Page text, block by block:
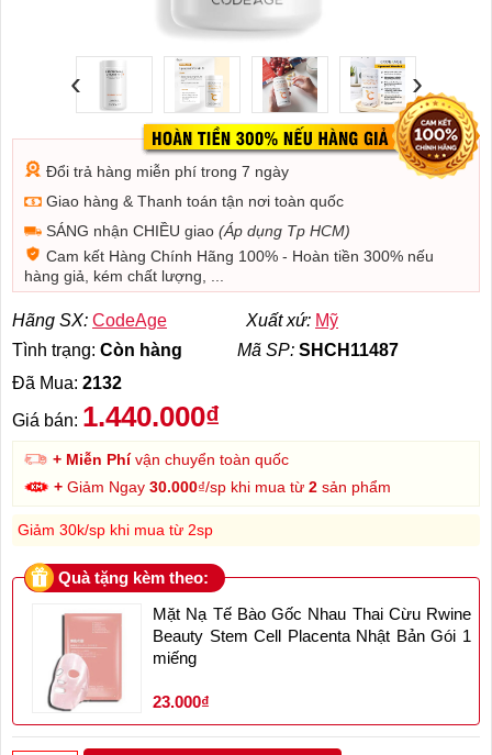
‹ ›
Đổi trả hàng miễn phí trong 7 ngày
Giao hàng & Thanh toán tận nơi toàn quốc
SÁNG nhận CHIỀU giao (Áp dụng Tp HCM)
Cam kết Hàng Chính Hãng 100% - Hoàn tiền 300% nếu
hàng giả, kém chất lượng, ...
Hãng SX: CodeAge Xuất xứ: Mỹ
Tình trạng: Còn hàng Mã SP: SHCH11487
Đã Mua: 2132
Giá bán: 1.440.000₫
+ Miễn Phívận chuyển toàn quốc
+ Giảm Ngay30.000₫/sp khi mua từ2 sản phẩm
Giảm 30k/sp khi mua từ 2sp
Quà tặng kèm theo:
Mặt Nạ Tế Bào Gốc Nhau Thai Cừu Rwine
Beauty Stem Cell Placenta Nhật Bản Gói 1
miếng
23.000₫